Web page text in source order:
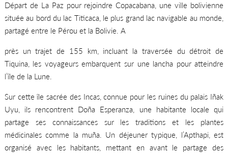
Départ de La Paz pour rejoindre Copacabana, une ville bolivienne
située au bord du lac Titicaca, le plus grand lac navigable au monde,
partagé entre le Pérou et la Bolivie. A
près un trajet de 155 km, incluant la traversée du détroit de
Tiquina, les voyageurs embarquent sur une lancha pour atteindre
l’île de la Lune.
Sur cette île sacrée des Incas, connue pour les ruines du palais Iñak
Uyu, ils rencontrent Doña Esperanza, une habitante locale qui
partage ses connaissances sur les traditions et les plantes
médicinales comme la muña. Un déjeuner typique, l’Apthapi, est
organisé avec les habitants, mettant en avant le partage des